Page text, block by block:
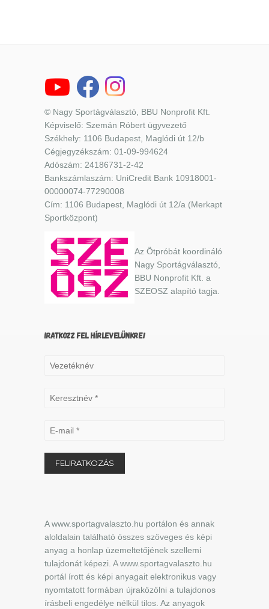
© Nagy Sportágválasztó, BBU Nonprofit Kft.
Képviselő: Szemán Róbert ügyvezető
Székhely: 1106 Budapest, Maglódi út 12/b
Cégjegyzékszám: 01-09-994624
Adószám: 24186731-2-42
Bankszámlaszám: UniCredit Bank 10918001-
00000074-77290008
Cím: 1106 Budapest, Maglódi út 12/a (Merkapt
Sportközpont)
Az Ötpróbát koordináló
Nagy Sportágválasztó,
BBU Nonprofit Kft. a
SZEOSZ alapító tagja.
IRATKOZZ FEL HÍRLEVELÜNKRE!
A www.sportagvalaszto.hu portálon és annak
aloldalain található összes szöveges és képi
anyag a honlap üzemeltetőjének szellemi
tulajdonát képezi. A www.sportagvalaszto.hu
portál írott és képi anyagait elektronikus vagy
nyomtatott formában újraközölni a tulajdonos
írásbeli engedélye nélkül tilos. Az anyagok